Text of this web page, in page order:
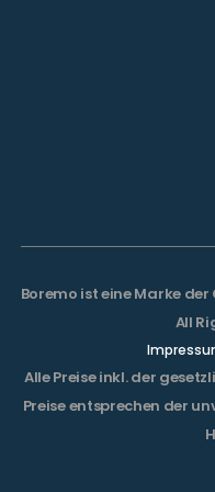
Boremo ist eine Marke der
All
Alle Preise inkl. der
Preise entsprechen der